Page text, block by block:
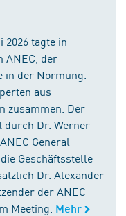
2026 tagte in
ANEC, der
in der Normung.
aus
zusammen. Der
durch Dr. Werner
General
Geschäftsstelle
Dr. Alexander
der ANEC
Meeting. Mehr